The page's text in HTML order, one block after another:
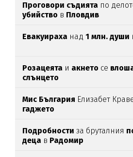
Проговори съдията по
убийство в Пловдив
Евакуираха над1 млн. души
Розацеята и акнето се
слънцето
Мис България Елизабет
гаджето
Подробностиза бруталния
деца в Радомир